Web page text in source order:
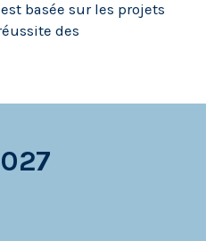
basée sur les projets
des